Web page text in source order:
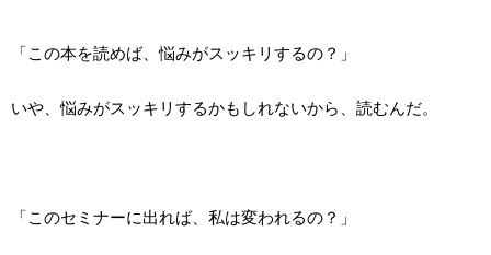
「この本を読めば、悩みがスッキリするの？」
いや、悩みがスッキリするかもしれないから、読むんだ。
「このセミナーに出れば、私は変われるの？」